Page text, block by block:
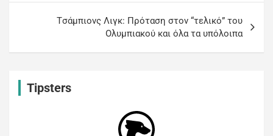
Tσάμπιονς Λιγκ: Πρόταση στον “τελικό” του
Ολυμπιακού και όλα τα υπόλοιπα
Tipsters